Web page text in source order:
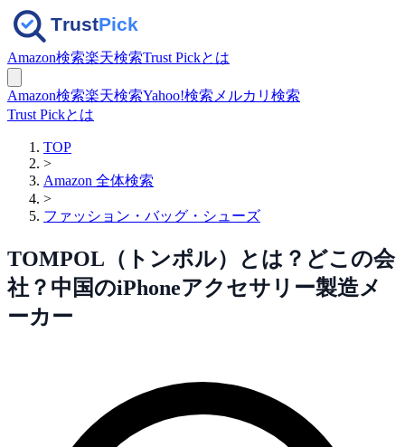
Amazon検索楽天検索Trust Pickとは
Amazon検索楽天検索Yahoo!検索 メルカリ検索
Trust Pickとは
TOP
>
Amazon 全体検索
>
ファッション・バッグ・シューズ
TOMPOL（トンポル）とは？どこの会
社？中国のiPhoneアクセサリー製造メ
ーカー